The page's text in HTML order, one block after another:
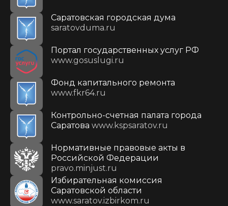
Саратовская городская дума
saratovduma.ru
Портал государственных услуг РФ
www.gosuslugi.ru
Фонд капитального ремонта
www.fkr64.ru
Контрольно-счетная палата города
Саратова www.kspsaratov.ru
Нормативные правовые акты в
Российской Федерации
pravo.minjust.ru
Избирательная комиссия
Саратовской области
www.saratov.izbirkom.ru